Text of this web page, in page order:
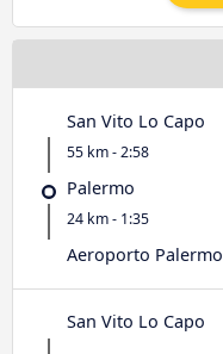
San Vito Lo Capo
55 km - 2:58
Palermo
24 km - 1:35
Aeroporto Palermo
San Vito Lo Capo